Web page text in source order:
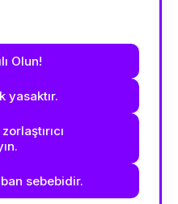
Olun!
yasaktır.
sebebidir.